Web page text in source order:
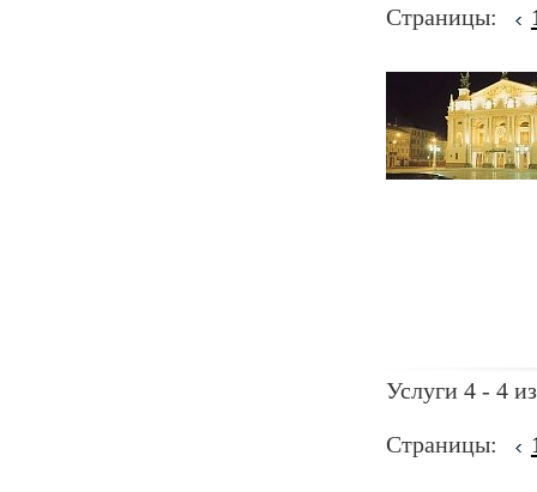
Страницы:
Услуги 4 - 4
Страницы: